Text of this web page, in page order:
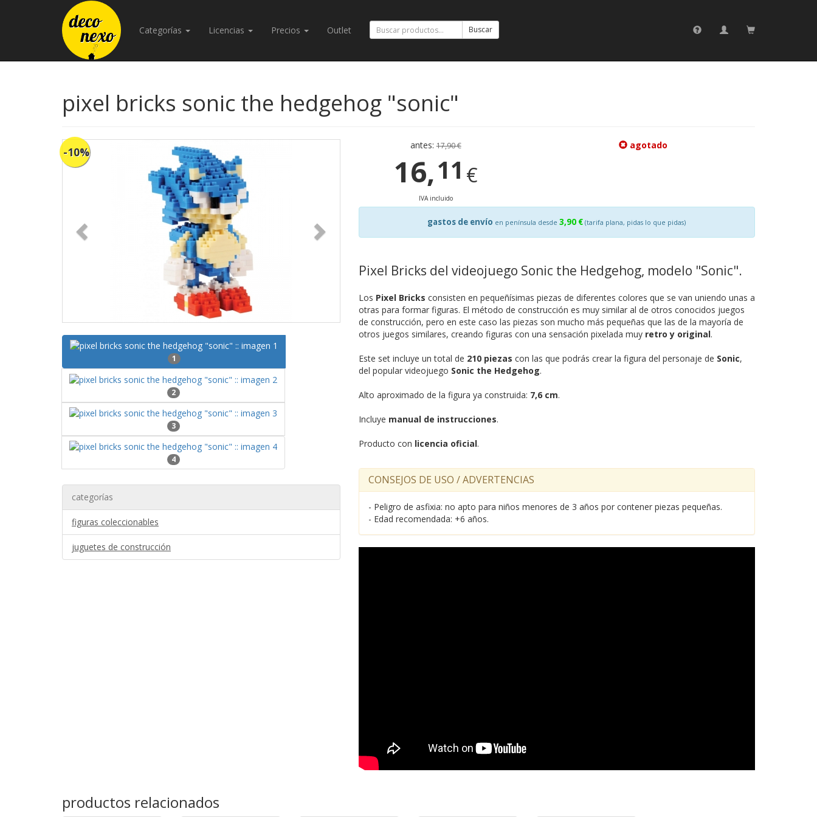
Categorías Licencias Precios Outlet Buscar
pixel bricks sonic the hedgehog "sonic"
-10%
1
2
3
4
categorías
figuras coleccionables
juguetes de construcción
antes:17,90 €
16,11 €
IVA incluido
agotado
gastos de envío en península desde 3,90 € (tarifa plana, pidas lo que pidas)
Pixel Bricks del videojuego Sonic the Hedgehog, modelo "Sonic".
Los Pixel Bricks consisten en pequeñísimas piezas de diferentes colores que se van uniendo unas a
otras para formar figuras. El método de construcción es muy similar al de otros conocidos juegos
de construcción, pero en este caso las piezas son mucho más pequeñas que las de la mayoría de
otros juegos similares, creando figuras con una sensación pixelada muy retro y original.
Este set incluye un total de 210 piezas con las que podrás crear la figura del personaje de Sonic,
del popular videojuego Sonic the Hedgehog.
Alto aproximado de la figura ya construida: 7,6 cm.
Incluye manual de instrucciones.
Producto con licencia oficial.
CONSEJOS DE USO / ADVERTENCIAS
- Peligro de asfixia: no apto para niños menores de 3 años por contener piezas pequeñas.
- Edad recomendada: +6 años.
productos relacionados